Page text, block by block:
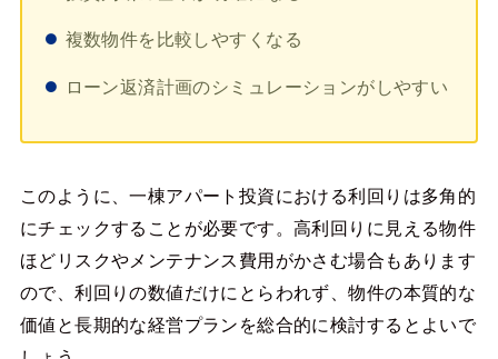
複数物件を比較しやすくなる
ローン返済計画のシミュレーションがしやすい
このように、一棟アパート投資における利回りは多角的
にチェックすることが必要です。高利回りに見える物件
ほどリスクやメンテナンス費用がかさむ場合もあります
ので、利回りの数値だけにとらわれず、物件の本質的な
価値と長期的な経営プランを総合的に検討するとよいで